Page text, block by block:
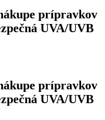
prípravkov
UVA/UVB
prípravkov
UVA/UVB